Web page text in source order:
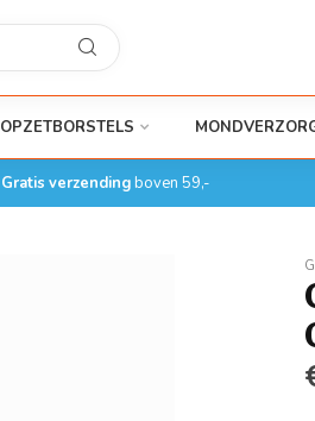
OPZETBORSTELS
Gratis verzendingboven 59,-